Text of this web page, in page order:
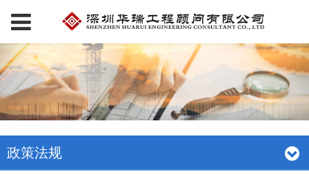
政策法规